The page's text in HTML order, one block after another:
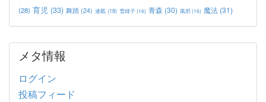
(28) 育児 (33) 舞踏 (24) 連載 (18) 雪雄子(16) 青森 (30) 風邪(16) 魔法 (31)
メタ情報
ログイン
投稿フィード